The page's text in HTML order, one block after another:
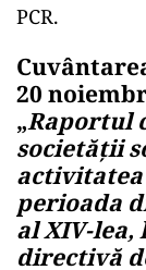
PCR.
20
„Raportul
societăţii
perioada
al XIV-
directivă